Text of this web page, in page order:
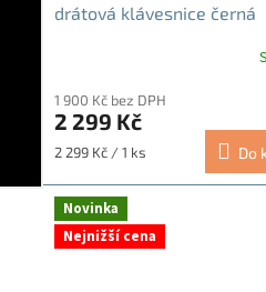
drátová klávesnice černá
produktu
je
5,0
5
hvězdiček.
1 900 Kč bez DPH
2 299 Kč
Měrná
2 299 Kč / 1 ks Do
Novinka
Nejnižší cena